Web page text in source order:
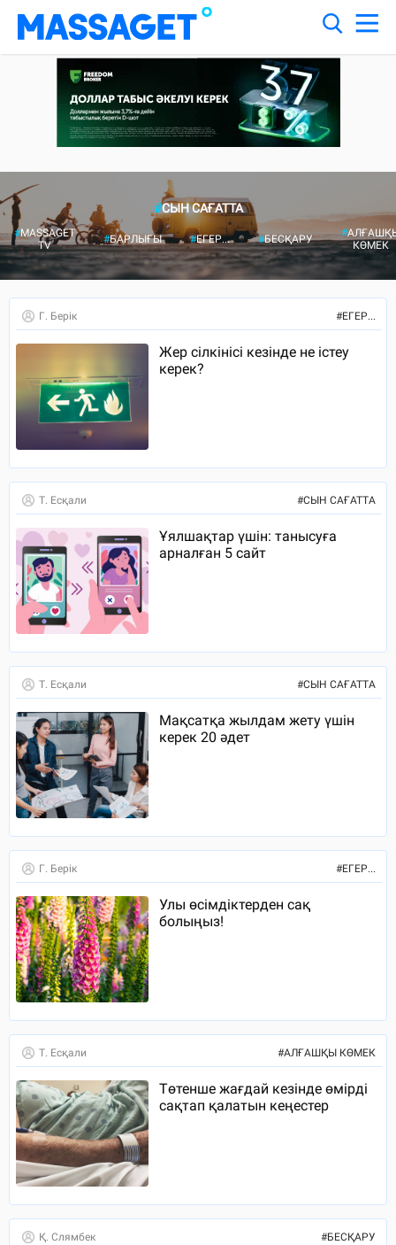
#СЫН САҒАТТА
#MASSAGET
TV
#БАРЛЫҒЫ #ЕГЕР... #БЕСҚАРУ #
КӨМЕК
Г. Берік #ЕГЕР...
Жер сілкінісі кезінде не істеу
керек?
Т. Есқали #СЫН САҒАТТА
Ұялшақтар үшін: танысуға
арналған 5 сайт
Т. Есқали #СЫН САҒАТТА
Мақсатқа жылдам жету үшін
керек 20 әдет
Г. Берік #ЕГЕР...
Улы өсімдіктерден сақ
болыңыз!
Т. Есқали #АЛҒАШҚЫ КӨМЕК
Төтенше жағдай кезінде өмірді
сақтап қалатын кеңестер
Қ. Слямбек #БЕСҚАРУ